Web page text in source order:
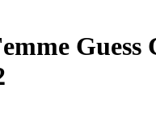
Guess